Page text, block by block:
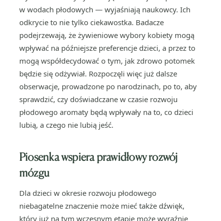
w wodach płodowych — wyjaśniają naukowcy. Ich
odkrycie to nie tylko ciekawostka. Badacze
podejrzewają, że żywieniowe wybory kobiety mogą
wpływać na późniejsze preferencje dzieci, a przez to
mogą współdecydować o tym, jak zdrowo potomek
będzie się odżywiał. Rozpoczęli więc już dalsze
obserwacje, prowadzone po narodzinach, po to, aby
sprawdzić, czy doświadczane w czasie rozwoju
płodowego aromaty będą wpływały na to, co dzieci
lubią, a czego nie lubią jeść.
Piosenka wspiera prawidłowy rozwój
mózgu
Dla dzieci w okresie rozwoju płodowego
niebagatelne znaczenie może mieć także dźwięk,
który już na tym wczesnym etapie może wyraźnie